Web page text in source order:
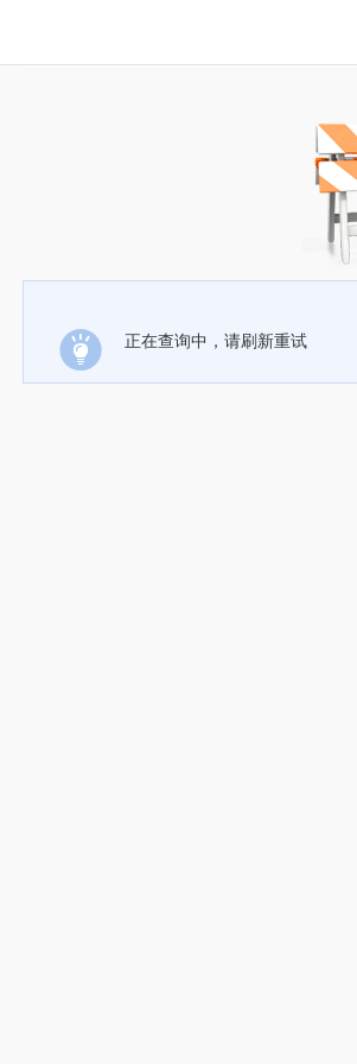
正在查询中，请刷新重试